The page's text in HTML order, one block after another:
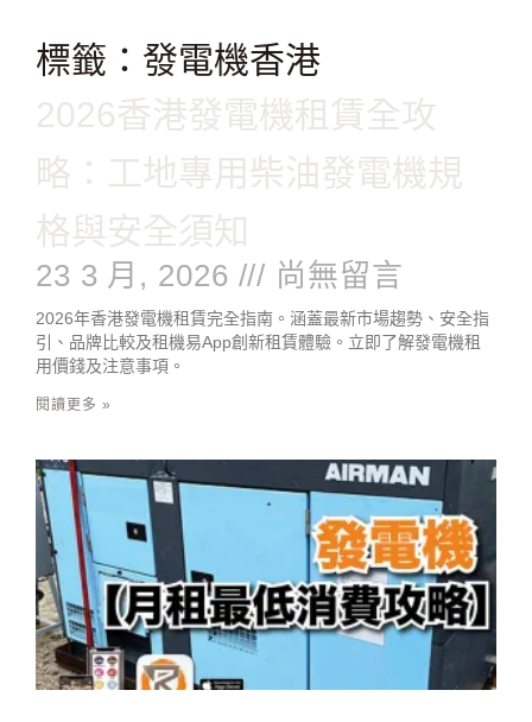
標籤：發電機香港
2026香港發電機租賃全攻
略：工地專用柴油發電機規
格與安全須知
23 3 月, 2026 尚無留言
2026年香港發電機租賃完全指南。涵蓋最新市場趨勢、安全指
引、品牌比較及租機易App創新租賃體驗。立即了解發電機租
用價錢及注意事項。
閱讀更多 »